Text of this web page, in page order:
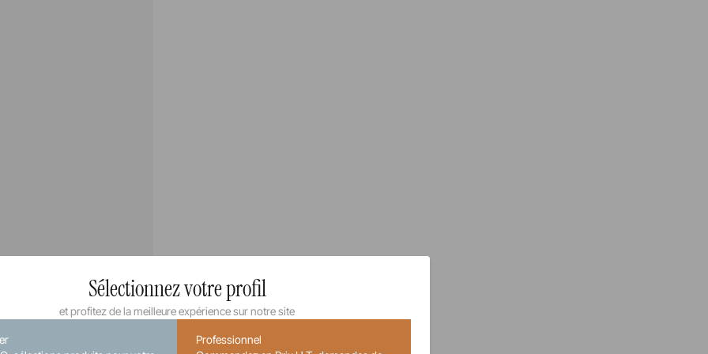
Sélectionnez votre profil
et profitez de la meilleure expérience sur notre site
Professionnel